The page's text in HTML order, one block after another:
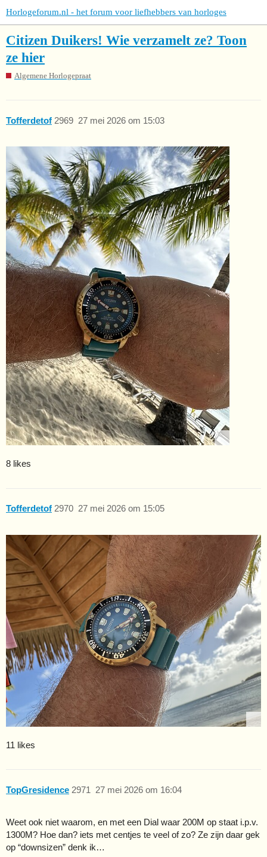
Horlogeforum.nl - het forum voor liefhebbers van horloges
Citizen Duikers! Wie verzamelt ze? Toon
ze hier
Algemene Horlogepraat
Tofferdetof 27 mei 2026 om 15:03
2969
8 likes
Tofferdetof 27 mei 2026 om 15:05
2970
11 likes
TopGresidence 27 mei 2026 om 16:04
2971
Weet ook niet waarom, en met een Dial waar 200M op staat i.p.v.
1300M? Hoe dan? iets met centjes te veel of zo? Ze zijn daar gek
op “downsizen” denk ik…